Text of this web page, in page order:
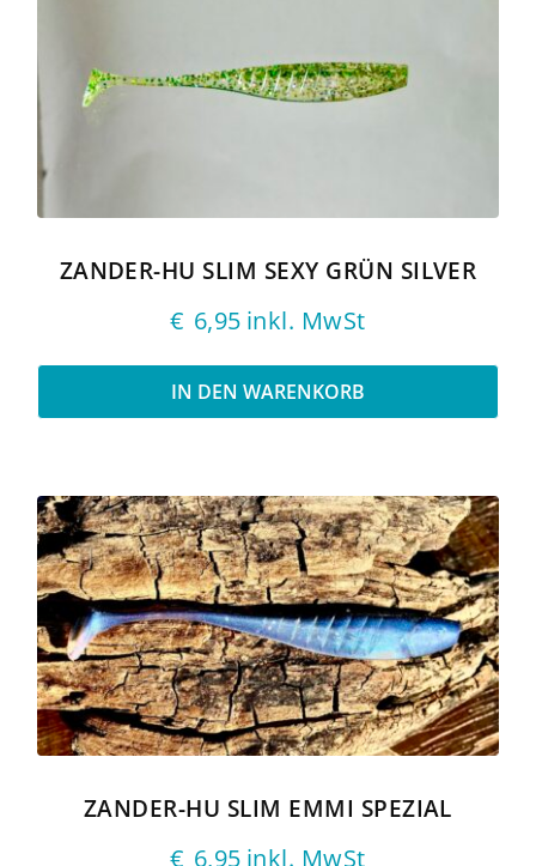
ZANDER-HU SLIM SEXY GRÜN SILVER
€ 6,95 inkl. MwSt
IN DEN WARENKORB
ZANDER-HU SLIM EMMI SPEZIAL
€ 6,95 inkl. MwSt